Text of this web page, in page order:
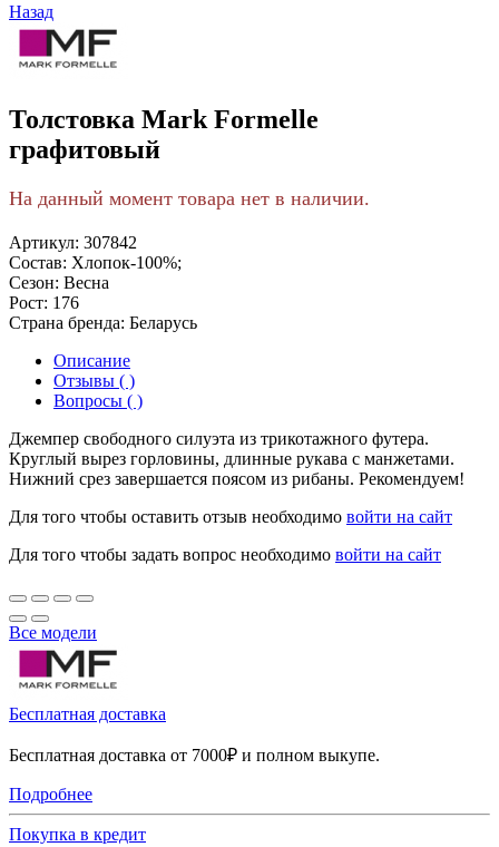
Назад
Толстовка Mark Formelle
графитовый
На данный момент товара нет в наличии.
Артикул: 307842
Состав: Хлопок-100%;
Сезон: Весна
Рост: 176
Страна бренда: Беларусь
Описание
Отзывы ( )
Вопросы ( )
Джемпер свободного силуэта из трикотажного футера.
Круглый вырез горловины, длинные рукава с манжетами.
Нижний срез завершается поясом из рибаны. Рекомендуем!
Для того чтобы оставить отзыв необходимо войти на сайт
Для того чтобы задать вопрос необходимо войти на сайт
Все модели
Бесплатная доставка
Бесплатная доставка от 7000₽ и полном выкупе.
Подробнее
Покупка в кредит